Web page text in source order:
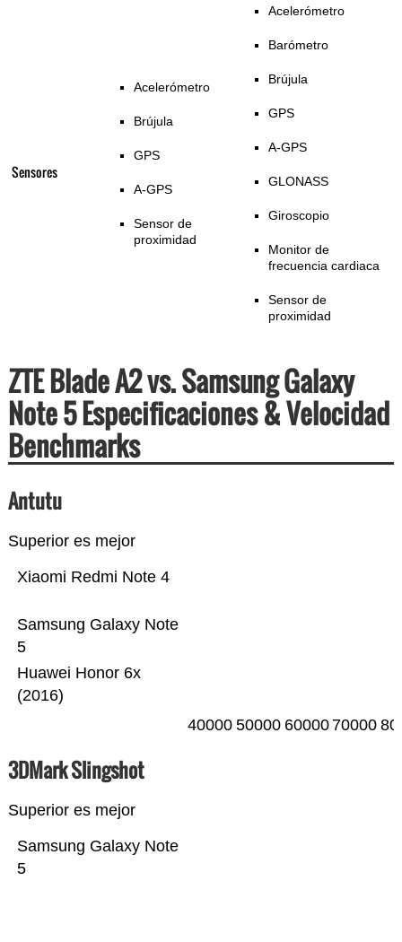
Sensores
Acelerómetro
Brújula
GPS
A-GPS
Sensor de
proximidad
Acelerómetro
Barómetro
Brújula
GPS
A-GPS
GLONASS
Giroscopio
Monitor de
frecuencia cardiaca
Sensor de
proximidad
ZTE Blade A2 vs. Samsung Galaxy
Note 5 Especificaciones & Velocidad
Benchmarks
Antutu
Superior es mejor
Huawei Honor 6x
(2016)
Samsung Galaxy Note
5
Xiaomi Redmi Note 4
40000 50000 60000 70000
3DMark Slingshot
Superior es mejor
Samsung Galaxy Note
5